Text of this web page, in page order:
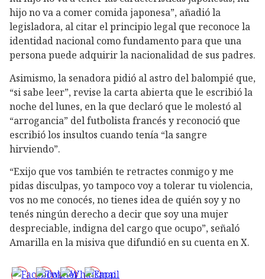
hijo no va a comer comida japonesa”, añadió la
legisladora, al citar el principio legal que reconoce la
identidad nacional como fundamento para que una
persona puede adquirir la nacionalidad de sus padres.
Asimismo, la senadora pidió al astro del balompié que,
“si sabe leer”, revise la carta abierta que le escribió la
noche del lunes, en la que declaró que le molestó al
“arrogancia” del futbolista francés y reconoció que
escribió los insultos cuando tenía “la sangre
hirviendo”.
“Exijo que vos también te retractes conmigo y me
pidas disculpas, yo tampoco voy a tolerar tu violencia,
vos no me conocés, no tienes idea de quién soy y no
tenés ningún derecho a decir que soy una mujer
despreciable, indigna del cargo que ocupo”, señaló
Amarilla en la misiva que difundió en su cuenta en X.